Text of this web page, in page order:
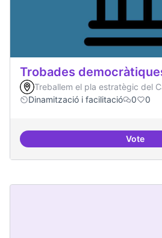
Trobades
Treballem el pla estratègic del
Dinamització i facilitació
0 0
Vote